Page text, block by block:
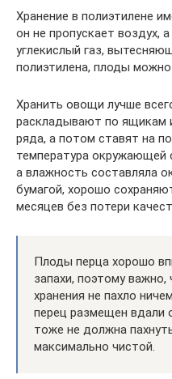
Хранение в полиэтилене
он не пропускает воздух,
углекислый газ,
полиэтилена, плоды можно
Хранить овощи лучше
раскладывают по ящикам
ряда, а потом ставят на
температура окружающей
а влажность составляла
бумагой, хорошо
месяцев без потери
Плоды перца хорошо
запахи, поэтому
хранения не пахло
перец размещен вдали
тоже не должна
максимально чистой.